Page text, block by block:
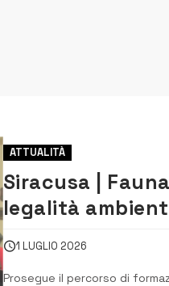
ATTUALITÀ
Siracusa |
legalità
Cabs a
provinciale
1 LUGLIO 2026
Prosegue il percorso di